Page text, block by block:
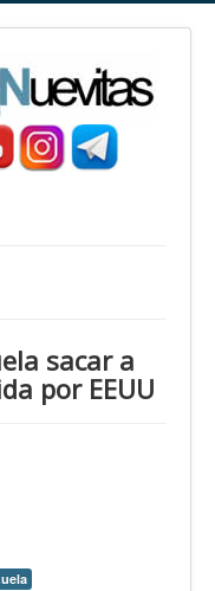
sacar a
por EEUU